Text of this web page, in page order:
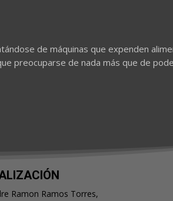
de máquinas que expenden
preocuparse de nada más que de
Ramon Ramos Torres,